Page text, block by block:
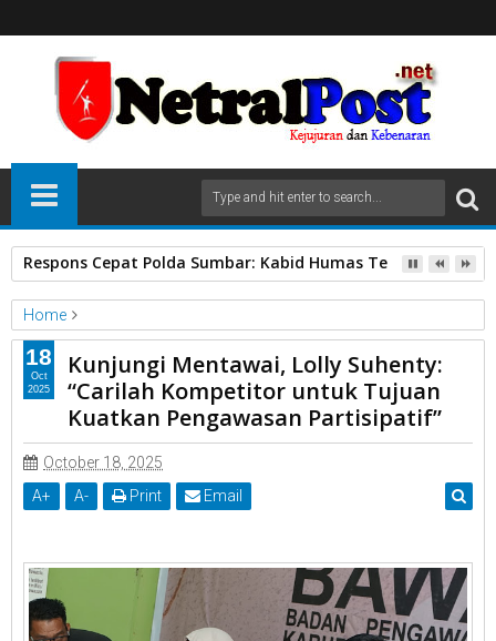
Respons Cepat Polda Sumbar: Kabid Humas Tegaskan
Home
Bawaslu Sumatera Barat
Kunjungi Mentawai, Lolly Suhenty: “Carilah Kompetitor untuk
Tujuan Kuatkan Pengawasan Partisipatif”
Kunjungi Mentawai, Lolly Suhenty:
“Carilah Kompetitor untuk Tujuan
Kuatkan Pengawasan Partisipatif”
October 18, 2025
A+ A- Print Email
18
Oct
2025